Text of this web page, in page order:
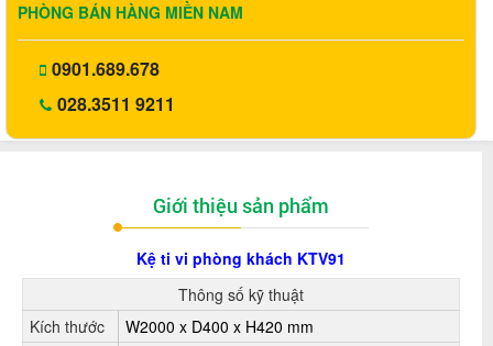
PHÒNG BÁN HÀNG MIỀN NAM
0901.689.678
028.3511 9211
Giới thiệu sản phẩm
Kệ ti vi phòng khách KTV91
Thông số kỹ thuật
Kích thước
W2000 x D400 x H420 mm